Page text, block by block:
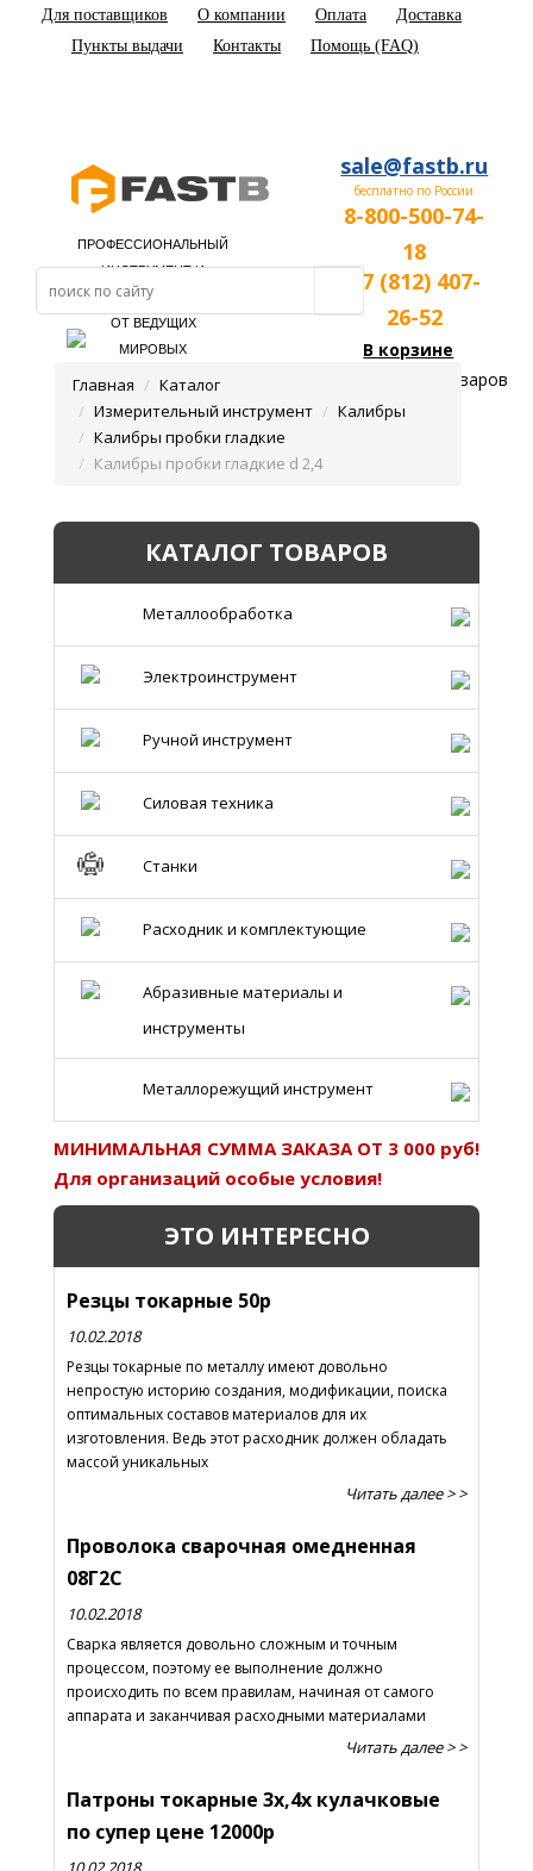
Для поставщиков О компании Оплата
Доставка
Пункты выдачи
Контакты Помощь (FAQ)
ПРОФЕССИОНАЛЬНЫЙ
ИНСТРУМЕНТ И
ОБОРУДОВАНИЕ
ОТ ВЕДУЩИХ
МИРОВЫХ
sale@fastb.ru
бесплатно по России
8-800-500-74-
18
+7 (812) 407-
26-52
В корзине
пока нет товаров
Главная
Каталог
Измерительный инструмент
Калибры
Калибры пробки гладкие
Калибры пробки гладкие d 2,4
КАТАЛОГ ТОВАРОВ
Металлообработка
Электроинструмент
Ручной инструмент
Силовая техника
Станки
Расходник и комплектующие
Абразивные материалы и
инструменты
Металлорежущий инструмент
МИНИМАЛЬНАЯ СУММА ЗАКАЗА ОТ 3 000 руб!
Для организаций особые условия!
ЭТО ИНТЕРЕСНО
Резцы токарные 50р
10.02.2018
Резцы токарные по металлу имеют довольно
непростую историю создания, модификации, поиска
оптимальных составов материалов для их
изготовления. Ведь этот расходник должен обладать
массой уникальных
Читать далее > >
Проволока сварочная омедненная
08Г2С
10.02.2018
Сварка является довольно сложным и точным
процессом, поэтому ее выполнение должно
происходить по всем правилам, начиная от самого
аппарата и заканчивая расходными материалами
Читать далее > >
Патроны токарные 3х,4х кулачковые
по супер цене 12000р